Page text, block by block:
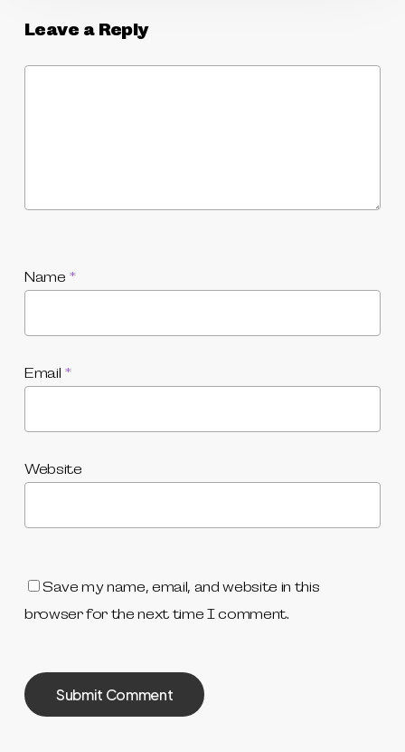
Leave a Reply
Name *
Email *
Website
Save my name, email, and website in this
browser for the next time I comment.